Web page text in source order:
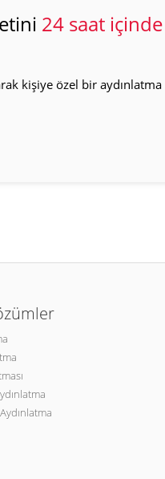
24 saat içinde
kişiye özel bir aydınlatma